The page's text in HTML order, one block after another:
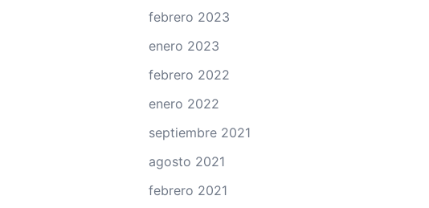
febrero 2023
enero 2023
febrero 2022
enero 2022
septiembre 2021
agosto 2021
febrero 2021